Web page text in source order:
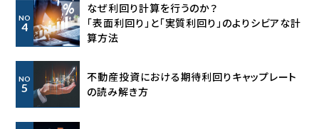
NO
4
なぜ利回り計算を行うのか？
「表面利回り」と「実質利回り」のよりシビアな計
算方法
NO
5
不動産投資における期待利回りキャップレート
の読み解き方